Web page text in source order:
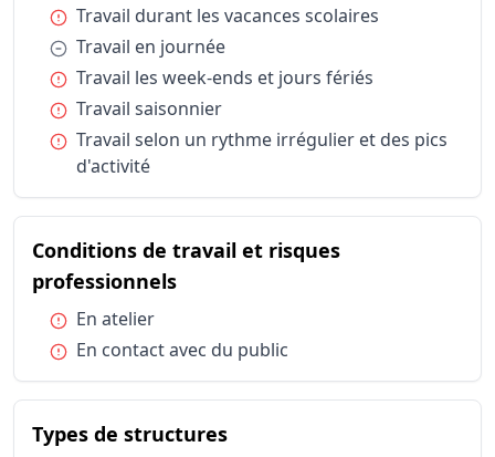
Horaires et durée du travail
Horaires et durée du travail
Horaires et durée du travail
Horaires et durée du travail
Horaires et durée du travail
Travail
Conditions de travail et risques professionnels
En atelier
Types de structures
Types de structures
Publics spécifiques
Publics spécifiques
Publics spécifiques
Statut d'emploi
Statut d'emploi
Salarié
Condition :
Travail durant les vacances scolaires
Condition :
Travail en journée
Condition :
Travail les week-ends et jours fériés
Condition :
Travail saisonnier
Condition :
Travail selon un rythme irrégulier et des pics
d'activité
Conditions de travail et risques
professionnelsdu métier Artisan
Condition :
En atelier
Condition :
En contact avec du public
Types de structuresdu métier Artisan